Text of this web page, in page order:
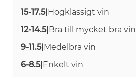
15-17.5| Högklassigt vin
12-14.5| Bra till mycket bra vin
9-11.5| Medelbra vin
6-8.5| Enkelt vin